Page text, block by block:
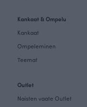
Kankaat & Ompelu
Kankaat
Ompeleminen
Teemat
Outlet
Naisten vaate Outlet